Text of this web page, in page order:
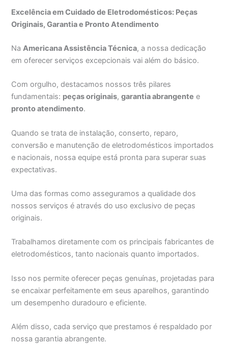
Excelência em Cuidado de Eletrodomésticos: Peças
Originais, Garantia e Pronto Atendimento
NaAmericana Assistência Técnica, a nossa dedicação
em oferecer serviços excepcionais vai além do básico.
Com orgulho, destacamos nossos três pilares
fundamentais: peças originais,garantia abrangente e
pronto atendimento.
Quando se trata de instalação, conserto, reparo,
conversão e manutenção de eletrodomésticos importados
e nacionais, nossa equipe está pronta para superar suas
expectativas.
Uma das formas como asseguramos a qualidade dos
nossos serviços é através do uso exclusivo de peças
originais.
Trabalhamos diretamente com os principais fabricantes de
eletrodomésticos, tanto nacionais quanto importados.
Isso nos permite oferecer peças genuínas, projetadas para
se encaixar perfeitamente em seus aparelhos, garantindo
um desempenho duradouro e eficiente.
Além disso, cada serviço que prestamos é respaldado por
nossa garantia abrangente.